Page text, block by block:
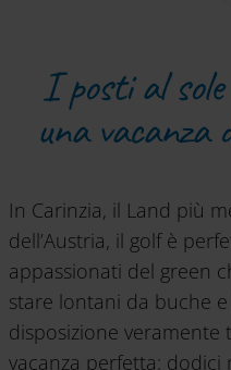
I posti al
una vacanza
In Carinzia, il Land più
dell’Austria, il golf è
appassionati del green
stare lontani da buche
disposizione
vacanza perfetta: dodici